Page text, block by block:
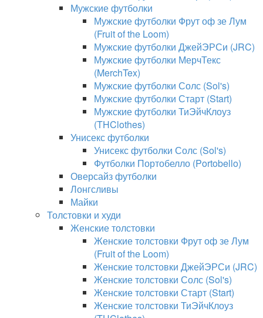
Мужские футболки
Мужские футболки Фрут оф зе Лум
(Fruit of the Loom)
Мужские футболки ДжейЭРСи (JRC)
Мужские футболки МерчТекс
(MerchTex)
Мужские футболки Солс (Sol's)
Мужские футболки Старт (Start)
Мужские футболки ТиЭйчКлоуз
(THClothes)
Унисекс футболки
Унисекс футболки Солс (Sol's)
Футболки Портобелло (Portobello)
Оверсайз футболки
Лонгсливы
Майки
Толстовки и худи
Женские толстовки
Женские толстовки Фрут оф зе Лум
(Fruit of the Loom)
Женские толстовки ДжейЭРСи (JRC)
Женские толстовки Солс (Sol's)
Женские толстовки Старт (Start)
Женские толстовки ТиЭйчКлоуз